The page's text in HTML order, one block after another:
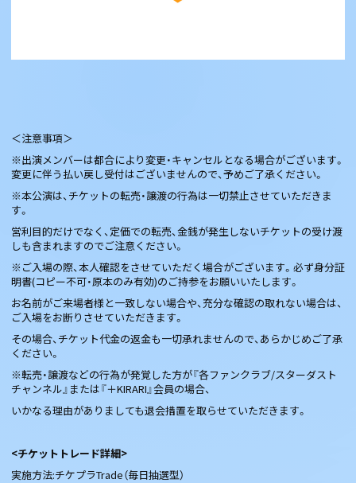
＜注意事項＞
※出演メンバーは都合により変更・キャンセルとなる場合がございます。
変更に伴う払い戻し受付はございませんので、予めご了承ください。
※本公演は、チケットの転売・譲渡の行為は一切禁止させていただきま
す。
営利目的だけでなく、定価での転売、金銭が発生しないチケットの受け渡
しも含まれますのでご注意ください。
※ご入場の際、本人確認をさせていただく場合がございます。必ず身分証
明書(コピー不可・原本のみ有効)のご持参をお願いいたします。
お名前がご来場者様と一致しない場合や、充分な確認の取れない場合は、
ご入場をお断りさせていただきます。
その場合、チケット代金の返金も一切承れませんので、あらかじめご了承
ください。
※転売・譲渡などの行為が発覚した方が『各ファンクラブ/スターダスト
チャンネル』または『＋KIRARI』会員の場合、
いかなる理由がありましても退会措置を取らせていただきます。
<チケットトレード詳細>
実施方法:チケプラTrade（毎日抽選型）